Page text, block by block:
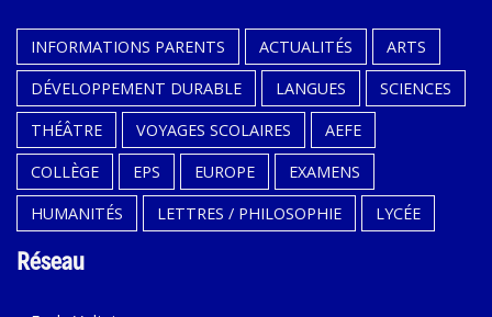
INFORMATIONS PARENTS ACTUALITÉS
ARTS
DÉVELOPPEMENT DURABLE
LANGUES
SCIENCES
THÉÂTRE
VOYAGES SCOLAIRES
AEFE
COLLÈGE
EPS EUROPE
EXAMENS
HUMANITÉS
LETTRES / PHILOSOPHIE LYCÉE
Réseau